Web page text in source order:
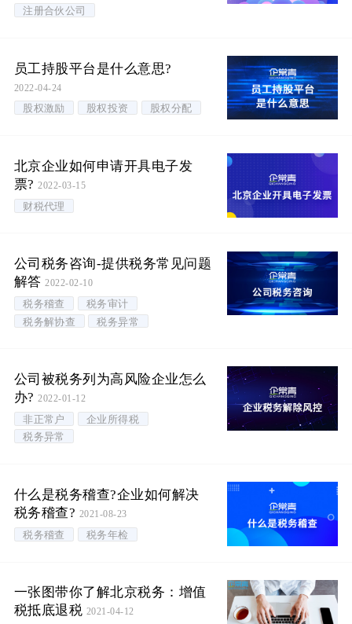
注册合伙公司
员工持股平台是什么意思?
2022-04-24
股权激励 股权投资 股权分配
北京企业如何申请开具电子发
票?2022-03-15
财税代理
公司税务咨询-提供税务常见问题
解答2022-02-10
税务稽查
税务审计
税务解协查
税务异常
公司被税务列为高风险企业怎么
办?2022-01-12
非正常户
企业所得税
税务异常
什么是税务稽查?企业如何解决
税务稽查? 2021-08-23
税务稽查 税务年检
一张图带你了解北京税务：增值
税抵底退税 2021-04-12